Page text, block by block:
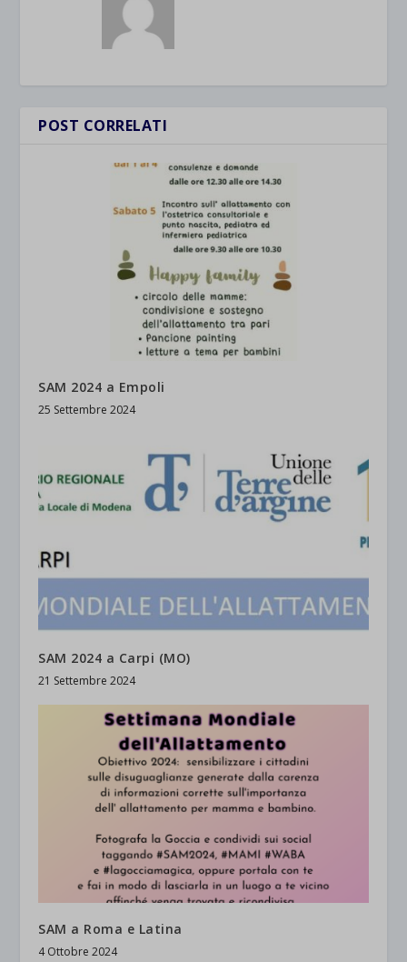
POST CORRELATI
SAM 2024 a Empoli
25 Settembre 2024
SAM 2024 a Carpi (MO)
21 Settembre 2024
SAM a Roma e Latina
4 Ottobre 2024